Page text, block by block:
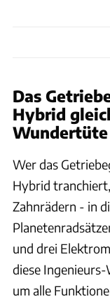
Das
Hybrid
Wundertüte
Wer das
Hybrid
Zahnrädern - in
und drei
diese
um alle